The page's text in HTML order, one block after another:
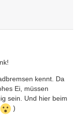
kennt. Da
Ei, müssen
sein. Und hier beim
)